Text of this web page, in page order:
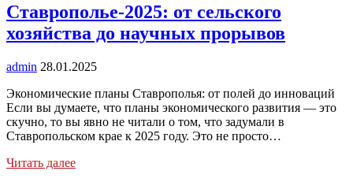
Ставрополье-2025: от сельского
хозяйства до научных прорывов
admin 28.01.2025
Экономические планы Ставрополья: от полей до инноваций
Если вы думаете, что планы экономического развития — это
скучно, то вы явно не читали о том, что задумали в
Ставропольском крае к 2025 году. Это не просто…
Читать далее